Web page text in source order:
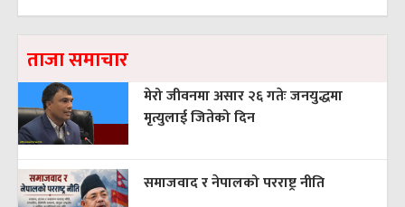
ताजा समाचार
मेरो जीवनमा असार २६ गतेः जनयुद्धमा
मृत्युलाई जितेको दिन
समाजवाद र नेपालको परराष्ट्र नीति